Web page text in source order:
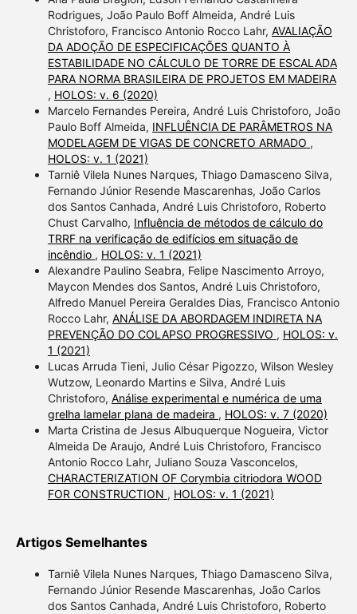
Rodrigues, João Paulo Boff Almeida, André Luis
Christoforo, Francisco Antonio Rocco Lahr, AVALIAÇÃO
DA ADOÇÃO DE ESPECIFICAÇÕES QUANTO À
ESTABILIDADE NO CÁLCULO DE TORRE DE ESCALADA
PARA NORMA BRASILEIRA DE PROJETOS EM MADEIRA
, HOLOS: v. 6 (2020)
Marcelo Fernandes Pereira, André Luis Christoforo, João
Paulo Boff Almeida, INFLUÊNCIA DE PARÂMETROS NA
MODELAGEM DE VIGAS DE CONCRETO ARMADO ,
HOLOS: v. 1 (2021)
Tarniê Vilela Nunes Narques, Thiago Damasceno Silva,
Fernando Júnior Resende Mascarenhas, João Carlos
dos Santos Canhada, André Luis Christoforo, Roberto
Chust Carvalho, Influência de métodos de cálculo do
TRRF na verificação de edifícios em situação de
incêndio , HOLOS: v. 1 (2021)
Alexandre Paulino Seabra, Felipe Nascimento Arroyo,
Maycon Mendes dos Santos, André Luis Christoforo,
Alfredo Manuel Pereira Geraldes Dias, Francisco Antonio
Rocco Lahr, ANÁLISE DA ABORDAGEM INDIRETA NA
PREVENÇÃO DO COLAPSO PROGRESSIVO , HOLOS: v.
1 (2021)
Lucas Arruda Tieni, Julio César Pigozzo, Wilson Wesley
Wutzow, Leonardo Martins e Silva, André Luis
Christoforo, Análise experimental e numérica de uma
grelha lamelar plana de madeira , HOLOS: v. 7 (2020)
Marta Cristina de Jesus Albuquerque Nogueira, Victor
Almeida De Araujo, André Luis Christoforo, Francisco
Antonio Rocco Lahr, Juliano Souza Vasconcelos,
CHARACTERIZATION OF Corymbia citriodora WOOD
FOR CONSTRUCTION , HOLOS: v. 1 (2021)
Artigos Semelhantes
Tarniê Vilela Nunes Narques, Thiago Damasceno Silva,
Fernando Júnior Resende Mascarenhas, João Carlos
dos Santos Canhada, André Luis Christoforo, Roberto